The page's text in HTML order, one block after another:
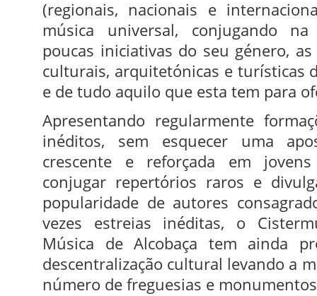
(regionais, nacionais e
música universal, conjugando
poucas iniciativas do seu género,
culturais, arquitetónicas e turísticas
e de tudo aquilo que esta tem para
Apresentando regularmente
inéditos, sem esquecer uma
crescente e reforçada em
conjugar repertórios raros e
popularidade de autores
vezes estreias inéditas, o
Música de Alcobaça tem ainda
descentralização cultural levando a
número de freguesias e